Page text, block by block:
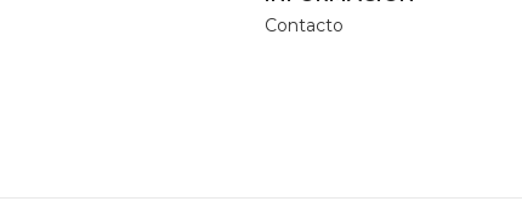
Contacto